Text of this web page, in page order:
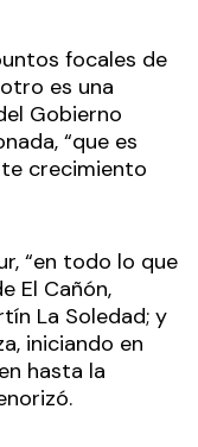
focales de
es una
Gobierno
“que es
crecimiento
“en todo lo que
El Cañón,
La Soledad; y
iniciando en
hasta la